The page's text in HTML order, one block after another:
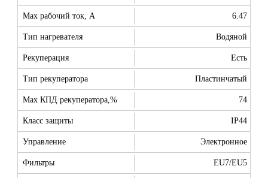
Max рабочий ток, А 6.47
Тип нагревателя Водяной
Рекуперация Есть
Тип рекуператора Пластинчатый
Max КПД рекуператора,% 74
Класс защиты IP44
Управление Электронное
Фильтры EU7/EU5